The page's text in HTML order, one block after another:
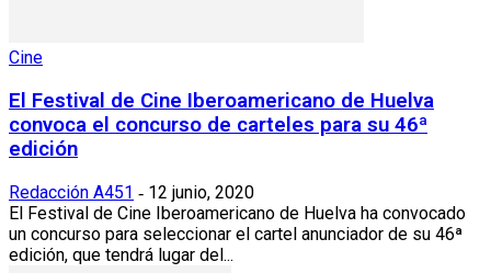
Cine
El Festival de Cine Iberoamericano de Huelva
convoca el concurso de carteles para su 46ª
edición
Redacción A451 - 12 junio, 2020
El Festival de Cine Iberoamericano de Huelva ha convocado
un concurso para seleccionar el cartel anunciador de su 46ª
edición, que tendrá lugar del...